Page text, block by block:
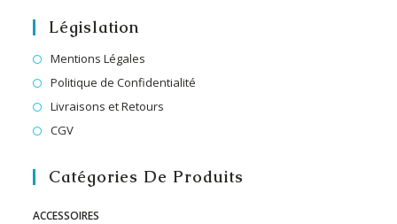
Législation
Mentions Légales
Politique de Confidentialité
Livraisons et Retours
CGV
Catégories De Produits
ACCESSOIRES